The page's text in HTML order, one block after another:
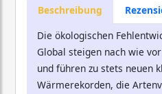
Beschreibung
Die ökologischen
Global steigen nach wie
und führen zu stets neuen
Wärmerekorden, die